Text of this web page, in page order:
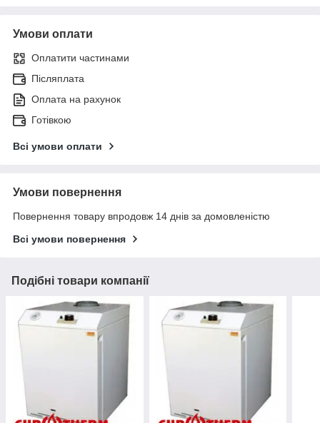
Умови оплати
Оплатити частинами
Післяплата
Оплата на рахунок
Готівкою
Всі умови оплати
Умови повернення
Повернення товару впродовж 14 днів за домовленістю
Всі умови повернення
Подібні товари компанії